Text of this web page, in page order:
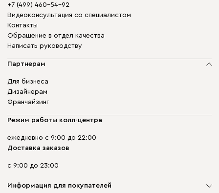
+7 (499) 460-54-92
Видеоконсультация со специалистом
Контакты
Обращение в отдел качества
Написать руководству
Партнерам
Для бизнеса
Дизайнерам
Франчайзинг
Режим работы колл-центра
ежедневно с 9:00 до 22:00
Доставка заказов
с 9:00 до 23:00
Информация для покупателей